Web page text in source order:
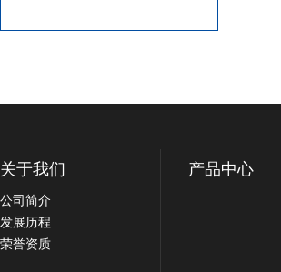
关于我们
公司简介
发展历程
荣誉资质
产品中心